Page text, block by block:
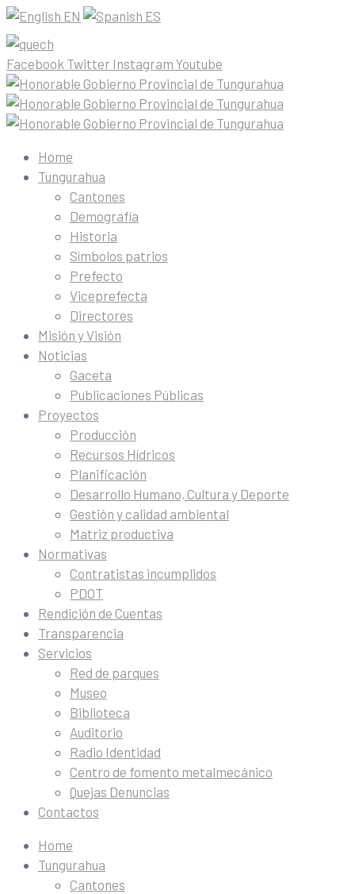
EN ES
Facebook Twitter Instagram Youtube
Home
Tungurahua
Cantones
Demografía
Historia
Símbolos patrios
Prefecto
Viceprefecta
Directores
Misión y Visión
Noticias
Gaceta
Publicaciones Públicas
Proyectos
Producción
Recursos Hídricos
Planificación
Desarrollo Humano, Cultura y Deporte
Gestión y calidad ambiental
Matriz productiva
Normativas
Contratistas incumplidos
PDOT
Rendición de Cuentas
Transparencia
Servicios
Red de parques
Museo
Biblioteca
Auditorio
Radio Identidad
Centro de fomento metalmecánico
Quejas Denuncias
Contactos
Home
Tungurahua
Cantones